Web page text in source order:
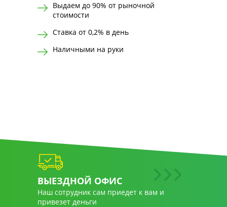
Выдаем до 90% от рыночной
стоимости
Ставка от 0,2% в день
Наличными на руки
ВЫЕЗДНОЙ ОФИС
Наш сотрудник сам приедет к вам и
привезет деньги